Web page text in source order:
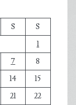
S
S
1
7
8
14
15
21
22